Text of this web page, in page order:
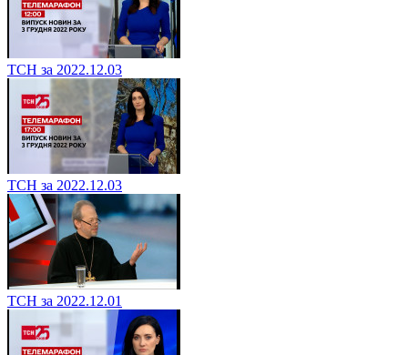
ТСН за 2022.12.03
ТСН за 2022.12.03
ТСН за 2022.12.01